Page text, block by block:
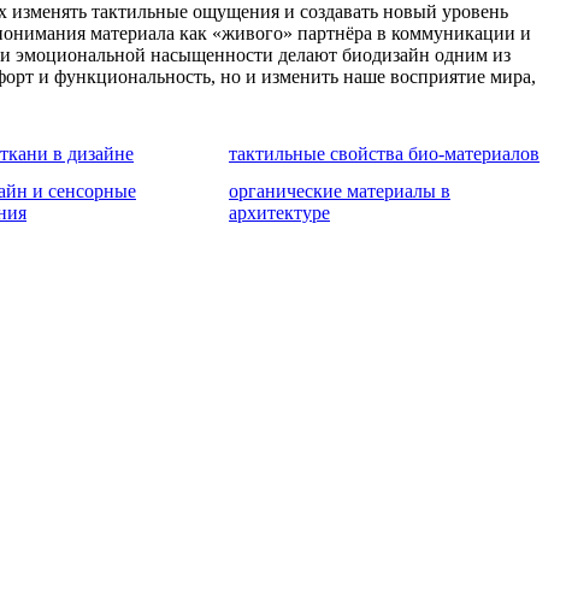
тактильные ощущения и создавать новый уровень
материала как «живого» партнёра в коммуникации и
эмоциональной насыщенности делают биодизайн одним из
и функциональность, но и изменить наше восприятие мира,
в дизайне
тактильные свойства био-материалов
и сенсорные
органические материалы в
архитектуре